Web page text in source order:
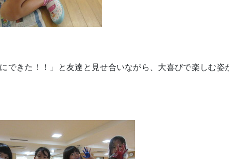
きた！！」と友達と見せ合いながら、大喜びで楽しむ姿